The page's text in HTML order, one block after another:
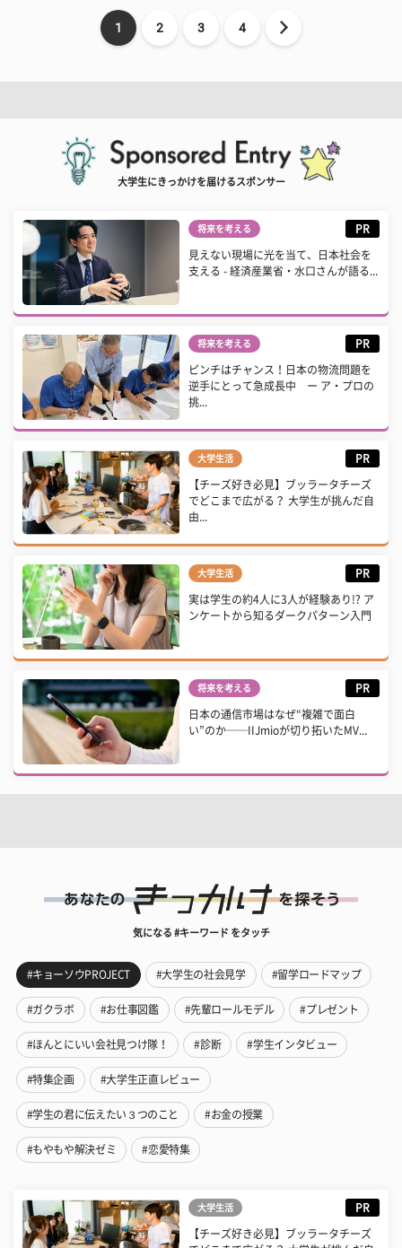
1 2 3 4
大学生にきっかけを届けるスポンサー
将来を考える PR
見えない現場に光を当て、日本社会を
支える - 経済産業省・水口さんが語る...
将来を考える PR
ピンチはチャンス！日本の物流問題を
逆手にとって急成長中 ー ア・プロの
挑...
大学生活 PR
【チーズ好き必見】ブッラータチーズ
でどこまで広がる？ 大学生が挑んだ自
由...
大学生活 PR
実は学生の約4人に3人が経験あり!? ア
ンケートから知るダークパターン入門
将来を考える PR
日本の通信市場はなぜ“複雑で面白
い”のか──IIJmioが切り拓いたMV...
気になる #キーワード をタッチ
#キョーソウPROJECT #大学生の社会見学 #留学ロードマップ
#ガクラボ #お仕事図鑑 #先輩ロールモデル #プレゼント
#ほんとにいい会社見つけ隊！ #診断 #学生インタビュー
#特集企画 #大学生正直レビュー
#学生の君に伝えたい３つのこと #お金の授業
#もやもや解決ゼミ #恋愛特集
大学生活 PR
【チーズ好き必見】ブッラータチーズ